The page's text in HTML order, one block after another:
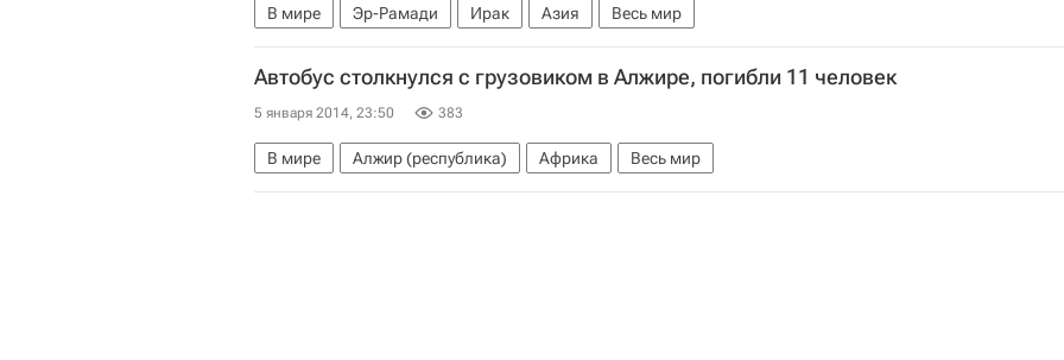
В мире Эр-Рамади Ирак Азия Весь мир
Автобус столкнулся с грузовиком в Алжире, погибли 11 человек
5 января 2014, 23:50 383
В мире Алжир (республика) Африка Весь мир